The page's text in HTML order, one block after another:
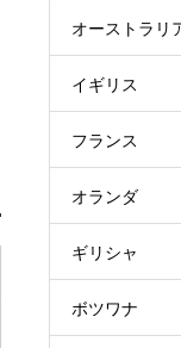
オーストラリ
イギリス
フランス
オランダ
ギリシャ
ボツワナ